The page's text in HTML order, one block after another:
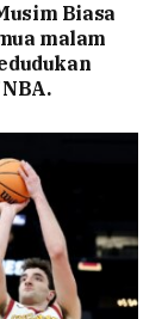
Biasa
malam